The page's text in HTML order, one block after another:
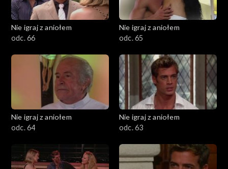
Nie igraj z aniołem
odc. 66
Nie igraj z aniołem
odc. 65
Nie igraj z aniołem
odc. 64
Nie igraj z aniołem
odc. 63